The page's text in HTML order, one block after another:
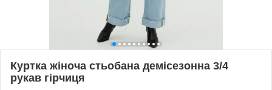
Куртка жіноча стьобана демісезонна 3/4
рукав гірчиця